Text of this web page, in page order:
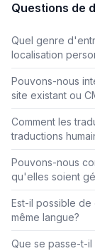
Questions de
Quel genre
localisation
Pouvons-nous
site existant ou
Comment les
traductions
Pouvons-nous
qu'elles soient
Est-il possible
même langue?
Que se passe-t-